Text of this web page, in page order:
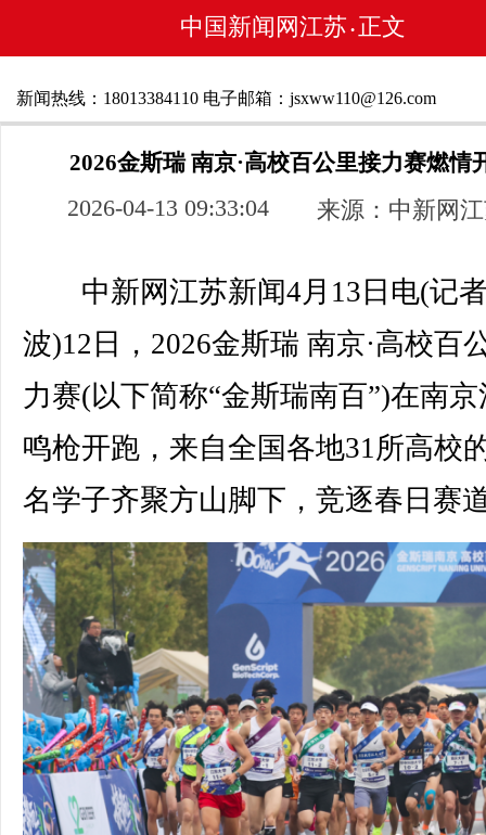
中国新闻网江苏 • 正文
新闻热线：18013384110 电子邮箱：jsxww110@126.com
2026金斯瑞 南京·高校百公里接力赛燃情
2026-04-13 09:33:04 来源：中新网
中新网江苏新闻4月13日电(记
波)12日，2026金斯瑞 南京·高校百
力赛(以下简称“金斯瑞南百”)在南
鸣枪开跑，来自全国各地31所高校
名学子齐聚方山脚下，竞逐春日赛